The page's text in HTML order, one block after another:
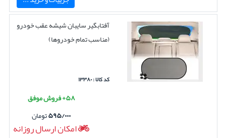
آفتابگیر سایبان شیشه عقب خودرو
(مناسب تمام خودروها)
کد کالا : ۱۳۳۸۰
۵۸+ فروش موفق
۵۹۵/۰۰۰تومان
امکان ارسال روزانه